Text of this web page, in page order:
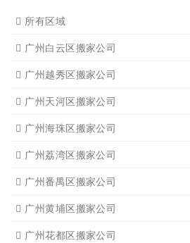
所有区域
广州白云区搬家公司
广州越秀区搬家公司
广州天河区搬家公司
广州海珠区搬家公司
广州荔湾区搬家公司
广州番禺区搬家公司
广州黄埔区搬家公司
广州花都区搬家公司